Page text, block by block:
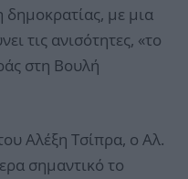
δημοκρατίας, με μια
τις ανισότητες, «το
στη Βουλή
Αλέξη Τσίπρα, ο Αλ.
σημαντικό το